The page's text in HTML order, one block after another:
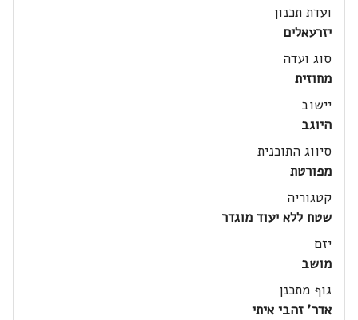
ועדת תכנון
יזרעאלים
סוג ועדה
מחוזית
יישוב
היוגב
סיווג התוכנית
מפורטת
קטגוריה
שטח ללא יעוד מוגדר
יזם
מושב
גוף מתכנן
אדר' זהבי איתי